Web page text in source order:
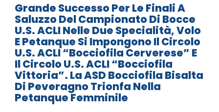
Grande Successo Per Le Finali A
Saluzzo Del Campionato Di Bocce
U.S. ACLI Nelle Due Specialità, Volo
E Petanque Si Impongono Il Circolo
U.S. ACLI “Bocciofila Cerverese” E
Il Circolo U.S. ACLI “Bocciofila
Vittoria”. La ASD Bocciofila Bisalta
Di Peveragno Trionfa Nella
Petanque Femminile